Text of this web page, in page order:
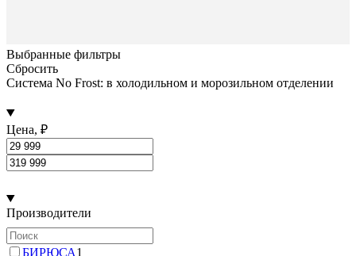
Выбранные фильтры
Сбросить
Система No Frost: в холодильном и морозильном отделении
Цена, ₽
Производители
БИРЮСА1